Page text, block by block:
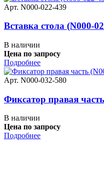
Арт. N000-022-439
Вставка стола (N000-
В наличии
Цена по запросу
Подробнее
Арт. N000-032-580
Фиксатор правая
В наличии
Цена по запросу
Подробнее